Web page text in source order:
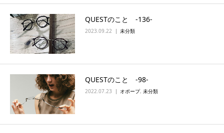
QUESTのこと ‐136‐
2023.09.22 未分類
QUESTのこと ‐98‐
2022.07.23 オポープ, 未分類